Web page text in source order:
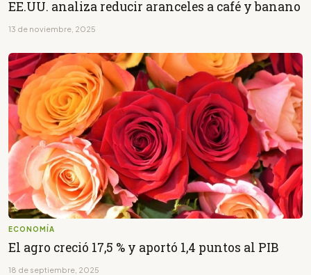
EE.UU. analiza reducir aranceles a café y banano
13 de noviembre, 2025
ECONOMÍA
El agro creció 17,5 % y aportó 1,4 puntos al PIB
18 de septiembre, 2025